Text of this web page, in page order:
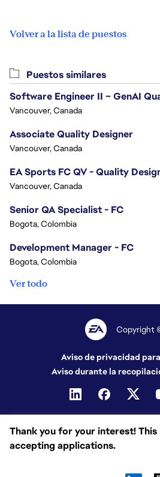
Volver a la lista de puestos
Thank you for your interest!
accepting applications.
Puestos similares
Software Engineer II – GenAI
Vancouver, Canada
Associate Quality Designer
Vancouver, Canada
EA Sports FC QV - Quality
Vancouver, Canada
Senior QA Specialist - FC
Bogota, Colombia
Development Manager - FC
Bogota, Colombia
Ver todo
Copyright
Aviso de privacidad
Aviso durante la